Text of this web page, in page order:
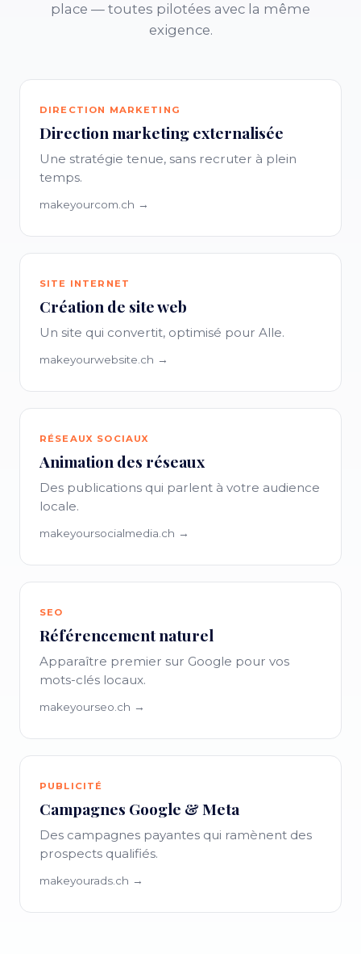
place — toutes pilotées avec la même
exigence.
DIRECTION MARKETING
Direction marketing externalisée
Une stratégie tenue, sans recruter à plein
temps.
makeyourcom.ch →
SITE INTERNET
Création de site web
Un site qui convertit, optimisé pour Alle.
makeyourwebsite.ch →
RÉSEAUX SOCIAUX
Animation des réseaux
Des publications qui parlent à votre audience
locale.
makeyoursocialmedia.ch →
SEO
Référencement naturel
Apparaître premier sur Google pour vos
mots-clés locaux.
makeyourseo.ch →
PUBLICITÉ
Campagnes Google & Meta
Des campagnes payantes qui ramènent des
prospects qualifiés.
makeyourads.ch →